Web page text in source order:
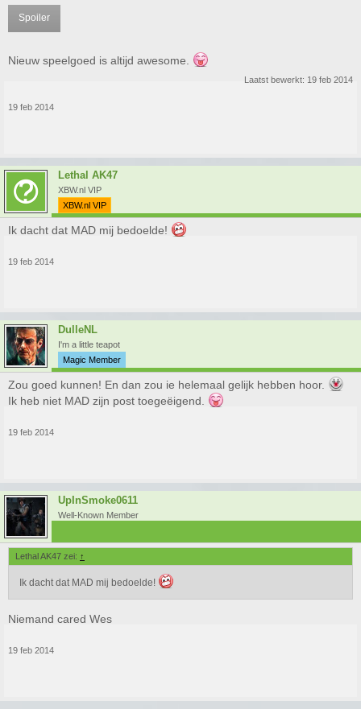
Spoiler
Nieuw speelgoed is altijd awesome.
Laatst bewerkt: 19 feb 2014
19 feb 2014
Lethal AK47
XBW.nl VIP
XBW.nl VIP
Ik dacht dat MAD mij bedoelde!
19 feb 2014
DulleNL
I'm a little teapot
Magic Member
Zou goed kunnen! En dan zou ie helemaal gelijk hebben hoor.
Ik heb niet MAD zijn post toegeëigend.
19 feb 2014
UpInSmoke0611
Well-Known Member
Lethal AK47 zei: ↑
Ik dacht dat MAD mij bedoelde!
Niemand cared Wes
19 feb 2014